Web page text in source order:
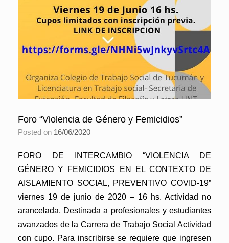
Foro “Violencia de Género y Femicidios”
Posted on 16/06/2020
FORO DE INTERCAMBIO “VIOLENCIA DE
GÉNERO Y FEMICIDIOS EN EL CONTEXTO DE
AISLAMIENTO SOCIAL, PREVENTIVO COVID-19”
viernes 19 de junio de 2020 – 16 hs. Actividad no
arancelada, Destinada a profesionales y estudiantes
avanzados de la Carrera de Trabajo Social Actividad
con cupo. Para inscribirse se requiere que ingresen